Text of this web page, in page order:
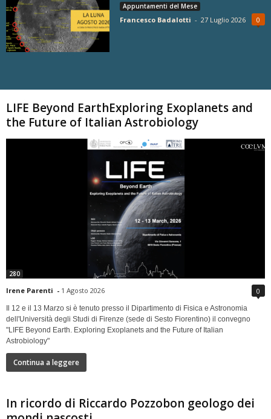
Appuntamenti del Mese
Francesco Badalotti - 27 Luglio 2026 0
LIFE Beyond EarthExploring Exoplanets and
the Future of Italian Astrobiology
280
Irene Parenti - 1 Agosto 2026 0
Il 12 e il 13 Marzo si è tenuto presso il Dipartimento di Fisica e Astronomia
dell'Università degli Studi di Firenze (sede di Sesto Fiorentino) il convegno
"LIFE Beyond Earth. Exploring Exoplanets and the Future of Italian
Astrobiology"
Continua a leggere
In ricordo di Riccardo Pozzobon geologo dei